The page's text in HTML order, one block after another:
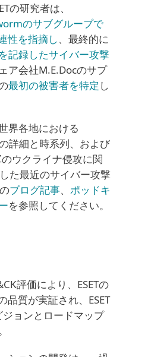
の研究者は、
のサブグループで
性を指摘し、最終的に
記録したサイバー攻撃
ア会社M.E.Docのサプ
最初の被害者を特定 し
界各地における
詳細と時系列、および
ウクライナ侵攻に関
た最近のサイバー攻撃
ブログ記事、 ポッドキ
を参照してください。
評価により、ESETの
品質が実証され、ESET
ョンとロードマップ